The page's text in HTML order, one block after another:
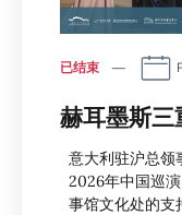
已结束
赫耳墨斯
意大利驻沪总领
2026年中国巡
事馆文化处的支